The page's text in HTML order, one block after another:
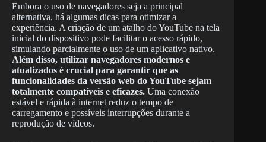
Embora o uso de navegadores seja a principal
alternativa, há algumas dicas para otimizar a
experiência. A criação de um atalho do YouTube na tela
inicial do dispositivo pode facilitar o acesso rápido,
simulando parcialmente o uso de um aplicativo nativo.
Além disso, utilizar navegadores modernos e
atualizados é crucial para garantir que as
funcionalidades da versão web do YouTube sejam
totalmente compatíveis e eficazes. Uma conexão
estável e rápida à internet reduz o tempo de
carregamento e possíveis interrupções durante a
reprodução de vídeos.